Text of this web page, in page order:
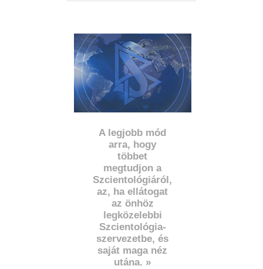
A legjobb mód
arra, hogy
többet
megtudjon a
Szcientológiáról,
az, ha ellátogat
az önhöz
legközelebbi
Szcientológia-
szervezetbe, és
saját maga néz
utána. »